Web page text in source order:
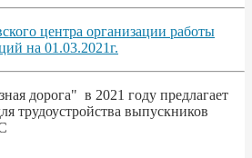
центра организации работы
на 01.03.2021г.
дорога" в 2021 году предлагает
трудоустройства выпускников